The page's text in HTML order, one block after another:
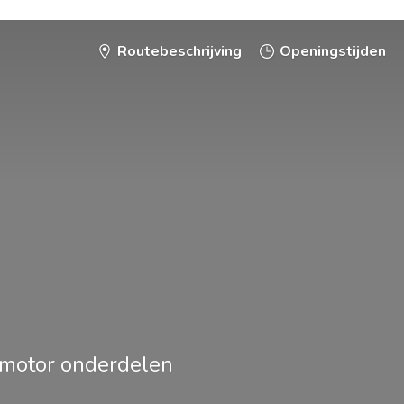
Routebeschrijving Openingstijden
onderdelen